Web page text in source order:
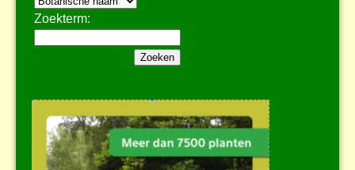
Zoekterm: